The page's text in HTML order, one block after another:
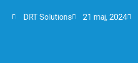
DRT Solutions 21 maj, 2024